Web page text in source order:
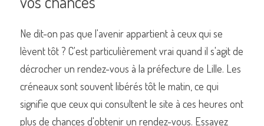
Ne dit-on pas que l'avenir appartient à ceux qui se
lèvent tôt ? C'est particulièrement vrai quand il s'agit de
décrocher un rendez-vous à la préfecture de Lille. Les
créneaux sont souvent libérés tôt le matin, ce qui
signifie que ceux qui consultent le site à ces heures ont
plus de chances d'obtenir un rendez-vous. Essayez